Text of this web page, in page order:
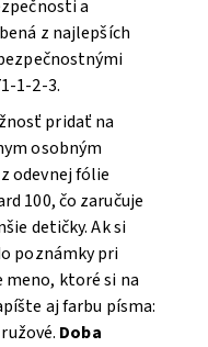
a
z najlepších
1-2-3.
pridať na
osobným
odevnej fólie
100, čo zaručuje
detičky. Ak si
poznámky pri
ktoré si na
aj farbu písma:
Doba